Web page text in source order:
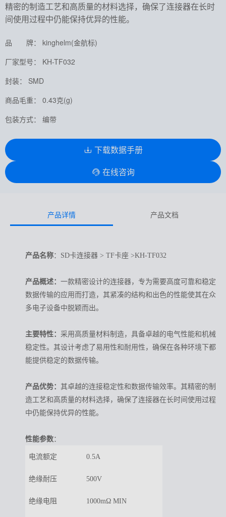
精密的制造工艺和高质量的材料选择，确保了连接器在长时
间使用过程中仍能保持优异的性能。
品 牌： kinghelm(金航标)
厂家型号： KH-TF032
封装： SMD
商品毛重： 0.43克(g)
包装方式： 编带
下载数据手册
在线咨询
产品详情 产品文档
产品名称：SD卡连接器 > TF卡座 >KH-TF032
产品概述： 一款精密设计的连接器，专为需要高度可靠和稳定
数据传输的应用而打造，其紧凑的结构和出色的性能使其在众
多电子设备中脱颖而出。
主要特性： 采用高质量材料制造，具备卓越的电气性能和机械
稳定性。其设计考虑了易用性和耐用性，确保在各种环境下都
能提供稳定的数据传输。
产品优势： 其卓越的连接稳定性和数据传输效率。其精密的制
造工艺和高质量的材料选择，确保了连接器在长时间使用过程
中仍能保持优异的性能。
性能参数：
电流额定 0.5A
绝缘耐压 500V
绝缘电阻 1000mΩ MIN